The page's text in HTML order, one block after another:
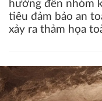
hướng đến nhóm
tiêu đảm bảo an
xảy ra thảm họa